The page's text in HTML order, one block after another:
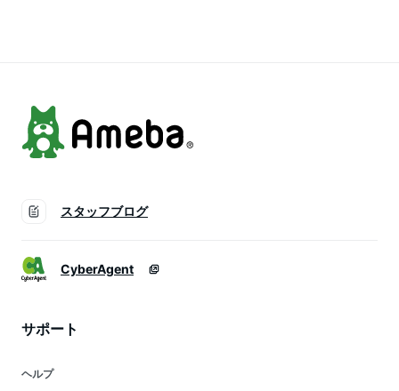
スタッフブログ
CyberAgent
サポート
ヘルプ